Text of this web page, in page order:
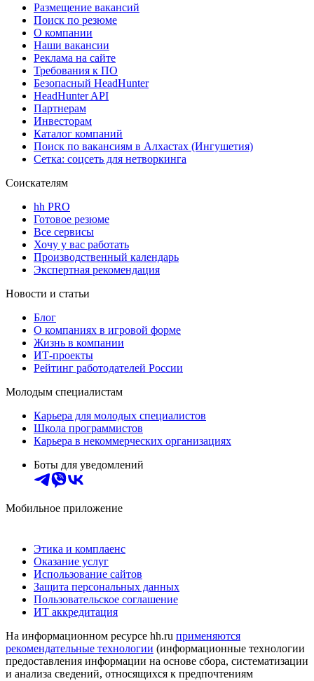
Размещение вакансий
Поиск по резюме
О компании
Наши вакансии
Реклама на сайте
Требования к ПО
Безопасный HeadHunter
HeadHunter API
Партнерам
Инвесторам
Каталог компаний
Поиск по вакансиям в Алхастах (Ингушетия)
Сетка: соцсеть для нетворкинга
Соискателям
hh PRO
Готовое резюме
Все сервисы
Хочу у вас работать
Производственный календарь
Экспертная рекомендация
Новости и статьи
Блог
О компаниях в игровой форме
Жизнь в компании
ИТ-проекты
Рейтинг работодателей России
Молодым специалистам
Карьера для молодых специалистов
Школа программистов
Карьера в некоммерческих организациях
Боты для уведомлений
Мобильное приложение
Этика и комплаенс
Оказание услуг
Использование сайтов
Защита персональных данных
Пользовательское соглашение
ИТ аккредитация
На информационном ресурсе hh.ru применяются
рекомендательные технологии (информационные технологии
предоставления информации на основе сбора, систематизации
и анализа сведений, относящихся к предпочтениям